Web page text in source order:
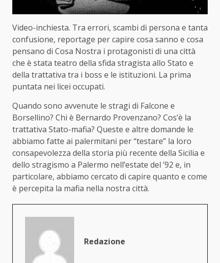
Video-inchiesta. Tra errori, scambi di persona e tanta
confusione, reportage per capire cosa sanno e cosa
pensano di Cosa Nostra i protagonisti di una città
che è stata teatro della sfida stragista allo Stato e
della trattativa tra i boss e le istituzioni. La prima
puntata nei licei occupati.
Quando sono avvenute le stragi di Falcone e
Borsellino? Chi è Bernardo Provenzano? Cos’è la
trattativa Stato-mafia? Queste e altre domande le
abbiamo fatte ai palermitani per “testare” la loro
consapevolezza della storia più recente della Sicilia e
dello stragismo a Palermo nell’estate del ’92 e, in
particolare, abbiamo cercato di capire quanto e come
è percepita la mafia nella nostra città.
Redazione